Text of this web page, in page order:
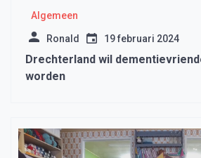
Algemeen
Ronald 19 februari 2024
Drechterland wil
worden